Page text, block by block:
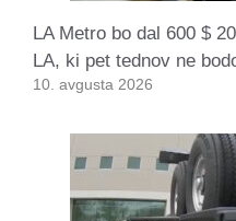
LA Metro bo dal 600 $
LA, ki pet tednov ne
10. avgusta 2026